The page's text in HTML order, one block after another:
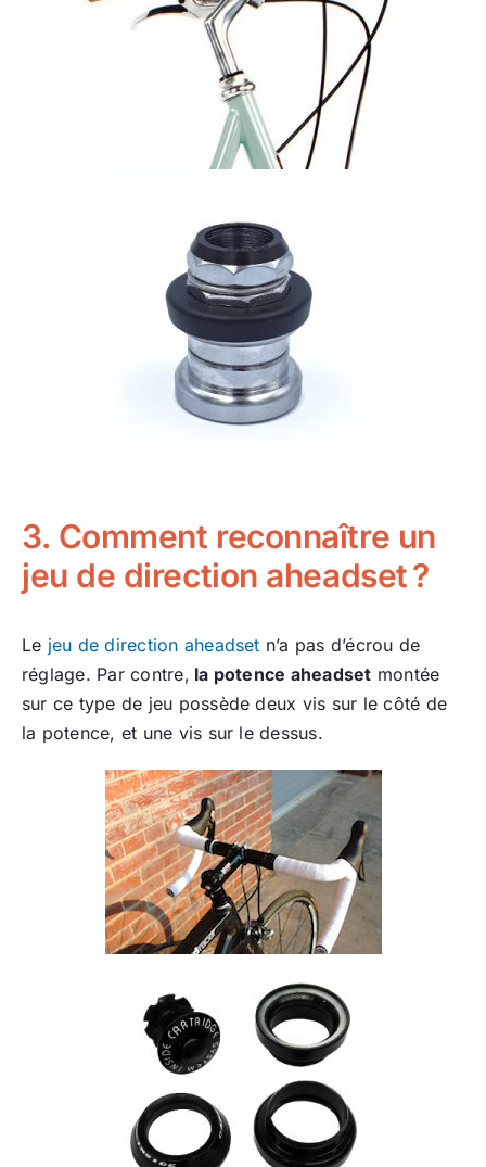
3. Comment reconnaître un
jeu de direction aheadset ?
Le jeu de direction aheadset n’a pas d’écrou de
réglage. Par contre, la potence aheadset montée
sur ce type de jeu possède deux vis sur le côté de
la potence, et une vis sur le dessus.